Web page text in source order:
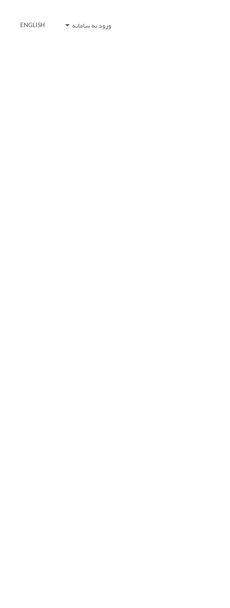
ورود به سامانه ENGLISH